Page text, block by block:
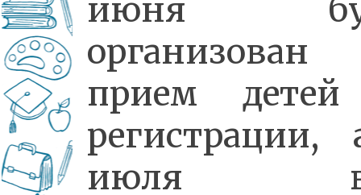
июня
организован
прием
июля